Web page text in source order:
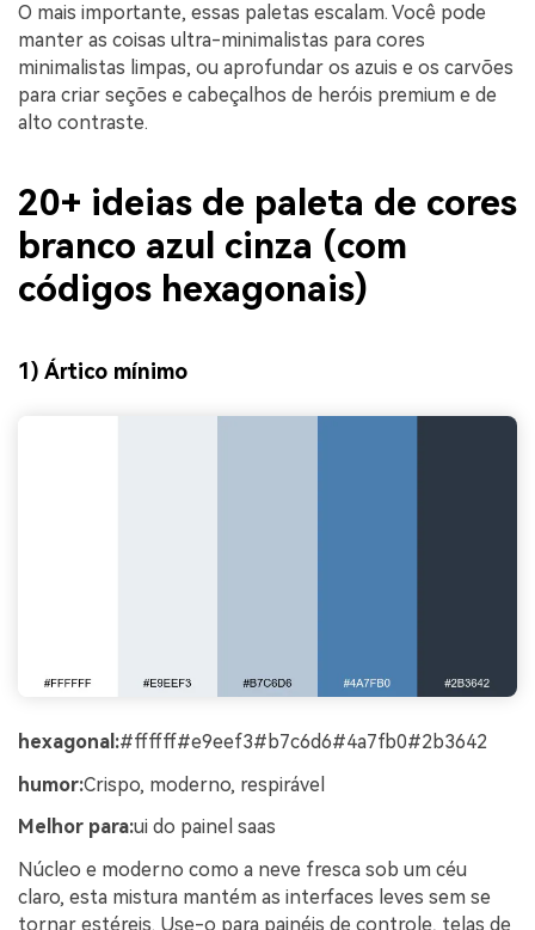
O mais importante, essas paletas escalam. Você pode
manter as coisas ultra-minimalistas para cores
minimalistas limpas, ou aprofundar os azuis e os carvões
para criar seções e cabeçalhos de heróis premium e de
alto contraste.
20+ ideias de paleta de cores
branco azul cinza (com
códigos hexagonais)
1) Ártico mínimo
hexagonal:#ffffff#e9eef3#b7c6d6#4a7fb0#2b3642
humor:Crispo, moderno, respirável
Melhor para:ui do painel saas
Núcleo e moderno como a neve fresca sob um céu
claro, esta mistura mantém as interfaces leves sem se
tornar estéreis. Use-o para painéis de controle, telas de